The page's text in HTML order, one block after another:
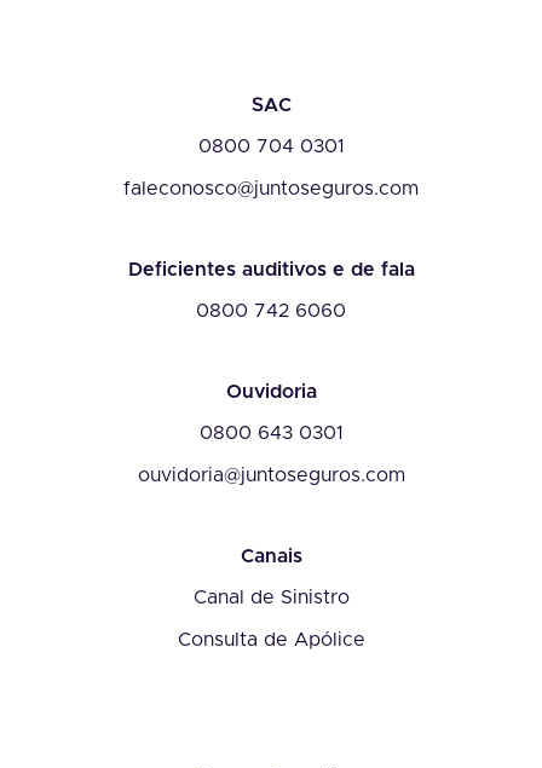
SAC
0800 704 0301
faleconosco@juntoseguros.com
Deficientes auditivos e de fala
0800 742 6060
Ouvidoria
0800 643 0301
ouvidoria@juntoseguros.com
Canais
Canal de Sinistro
Consulta de Apólice